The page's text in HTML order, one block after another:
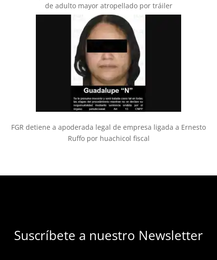
de adulto mayor atropellado por tráiler
FGR detiene a apoderada legal de empresa ligada a Ernesto
Ruffo por huachicol fiscal
Suscríbete a nuestro Newsletter